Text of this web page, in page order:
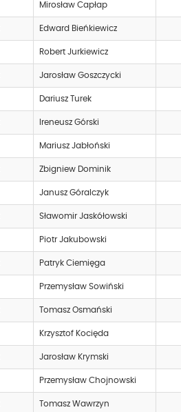
Mirosław Capłap
Edward Bieńkiewicz
Robert Jurkiewicz
Jarosław Goszczycki
Dariusz Turek
Ireneusz Górski
Mariusz Jabłoński
Zbigniew Dominik
Janusz Góralczyk
Sławomir Jaskółowski
Piotr Jakubowski
Patryk Ciemięga
Przemysław Sowiński
Tomasz Osmański
Krzysztof Kocięda
Jarosław Krymski
Przemysław Chojnowski
Tomasz Wawrzyn